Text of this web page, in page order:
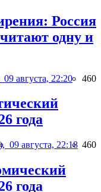
Россия
одну и
09 августа, 22:20 460
года
09 августа, 22:18 460
года